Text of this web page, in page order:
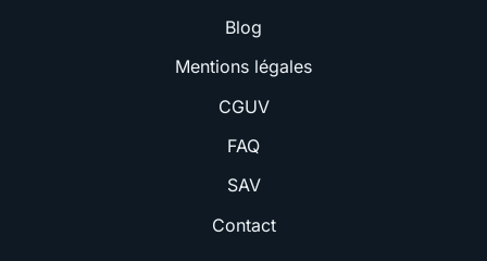
Blog
Mentions légales
CGUV
FAQ
SAV
Contact